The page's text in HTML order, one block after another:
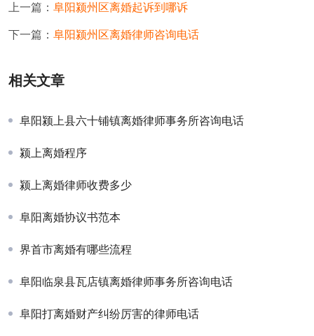
上一篇： 阜阳颍州区离婚起诉到哪诉
下一篇： 阜阳颍州区离婚律师咨询电话
相关文章
阜阳颍上县六十铺镇离婚律师事务所咨询电话
颍上离婚程序
颍上离婚律师收费多少
阜阳离婚协议书范本
界首市离婚有哪些流程
阜阳临泉县瓦店镇离婚律师事务所咨询电话
阜阳打离婚财产纠纷厉害的律师电话